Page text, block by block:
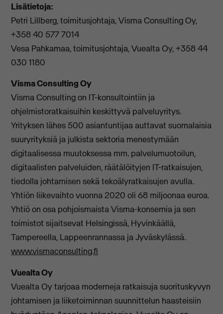
Lisätietoja:
Petri Lillberg, toimitusjohtaja, Visma Consulting Oy,
+358 40 577 7014
Vesa Pahkamaa, toimitusjohtaja, Vuealta Oy, +358 44
030 1180
Visma Consulting Oy
Visma Consulting on IT-konsultointiin ja
ohjelmistoratkaisuihin keskittyvä palveluyritys.
Yrityksen lähes 500 asiantuntijaa auttavat suomalaisia
suuryrityksiä ja julkista sektoria menestymään
digitaalisessa muutoksessa mm. palvelumuotoilun,
digitaalisten palveluiden, räätälöityjen IT-ratkaisujen,
tiedolla johtamisen sekä tekoälyratkaisujen avulla.
Yhtiön liikevaihto vuonna 2020 oli 68 miljoonaa euroa.
Yhtiö on osa pohjoismaista Visma-konsernia ja sen
toimistot sijaitsevat Helsingissä, Hyvinkäällä,
Tampereella, Lappeenrannassa ja Jyväskylässä.
www.vismaconsulting.fi
Vuealta Oy
Vuealta Oy tarjoaa moderneja ratkaisuja suorituskyvyn
johtamisen ja liiketoiminnan suunnittelun haasteisiin